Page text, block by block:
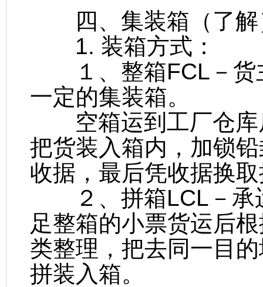
四、集装箱（了解
1. 装箱方式：
１、整箱FCL－货
一定的集装箱。
空箱运到工厂仓库
把货装入箱内，加锁
收据，最后凭收据换
２、拼箱LCL－承
足整箱的小票货运后
类整理，把去同一目
拼装入箱。